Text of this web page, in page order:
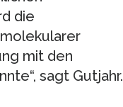
die
mit den
sagt Gutjahr.